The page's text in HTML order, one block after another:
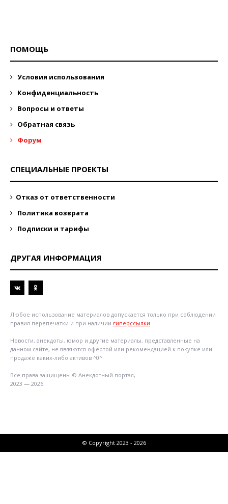
ПОМОЩЬ
Условия использования
Конфиденциальность
Вопросы и ответы
Обратная связь
Форум
СПЕЦИАЛЬНЫЕ ПРОЕКТЫ
Отказ от ответственности
Политика возврата
Подписки и тарифы
ДРУГАЯ ИНФОРМАЦИЯ
Любое использование материалов допускается только при соблюдении
правил перепечатки и при наличии гиперссылки
Новости, анекдоты, юмор и другие материалы, представленные на
данном сайте, не являются офертой или рекомендацией к покупке или
продаже каких-либо активов ^0^
Все права защищены © Анекдотный портал,
2023 — 2026
© Copyright 2023 - 2026